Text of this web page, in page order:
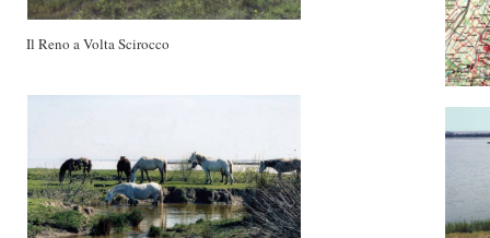
Il Reno a Volta Scirocco